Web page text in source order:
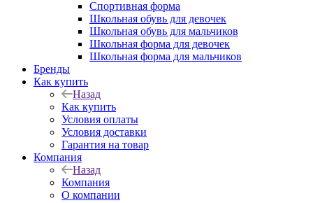
Спортивная форма
Школьная обувь для девочек
Школьная обувь для мальчиков
Школьная форма для девочек
Школьная форма для мальчиков
Бренды
Как купить
Назад
Как купить
Условия оплаты
Условия доставки
Гарантия на товар
Компания
Назад
Компания
О компании